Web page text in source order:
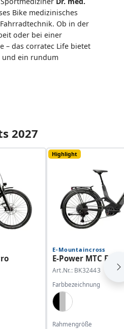
Bike medizinisches
Ob in der
oder bei einer
– das corratec Life bietet
und ein rundum
2027
Highlight
E-Mountaincross
E-Power MTC FS
Art.Nr.: BK32443
Farbbezeichnung
Black, Dark
Rahmengröße